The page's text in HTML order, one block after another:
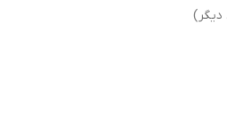
دیگر)